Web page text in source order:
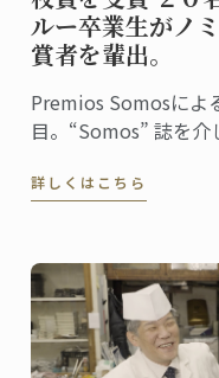
ルー卒業生がノ
賞者を輩出。
Premios Somosによ
目。“Somos” 誌を
ラン、および関連企
詳しくはこちら